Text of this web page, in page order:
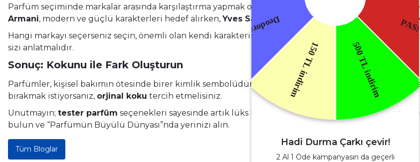
Parfüm seçiminde markalar arasında karşılaştırma yapmak oldukça önemlidir. Örneğin,Chanel
Armani, modern ve güçlü karakterleri hedef alırken, Yves Saint Laurent
enerjik ve cesur tarzı ile
Hangi markayı seçerseniz seçin, önemli olan kendi karakterinize uygun kokuyu bulmaktır. İster
sizi anlatmalıdır.
Sonuç: Kokunu ile Fark Oluşturun
Parfümler, kişisel bakımın ötesinde birer kimlik sembolüdür. Günün her anında kendinizi iyi
bırakmak istiyorsanız, orjinal koku tercih etmelisiniz.
Unutmayın; tester parfüm seçenekleri sayesinde artık lüks kokulara uygun fiyatlarla sahip olmak
bulun ve “Parfümün Büyülü Dünyası”nda yerinizi alın.
Tüm Bloglar
Hadi Durma Çarkı çevir!
2 Al 1 Öde kampanyasın da geçerli